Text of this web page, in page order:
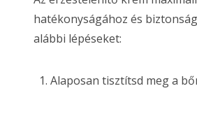
hatékonyságához és
alábbi lépéseket:
Alaposan tisztítsd meg a